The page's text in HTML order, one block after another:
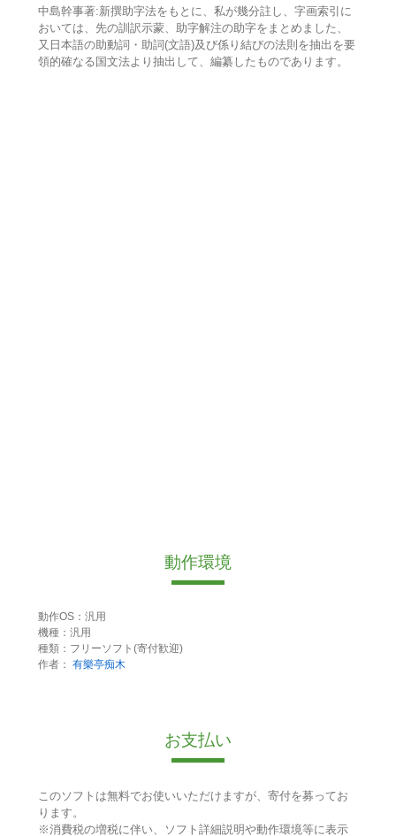
中島幹事著:新撰助字法をもとに、私が幾分註し、字画索引に
おいては、先の訓訳示蒙、助字解注の助字をまとめました、
又日本語の助動詞・助詞(文語)及び係り結びの法則を抽出を要
領的確なる国文法より抽出して、編纂したものであります。
動作環境
動作OS：汎用
機種：汎用
種類：フリーソフト(寄付歓迎)
作者： 有樂亭痴木
お支払い
このソフトは無料でお使いいただけますが、寄付を募ってお
ります。
※消費税の増税に伴い、ソフト詳細説明や動作環境等に表示